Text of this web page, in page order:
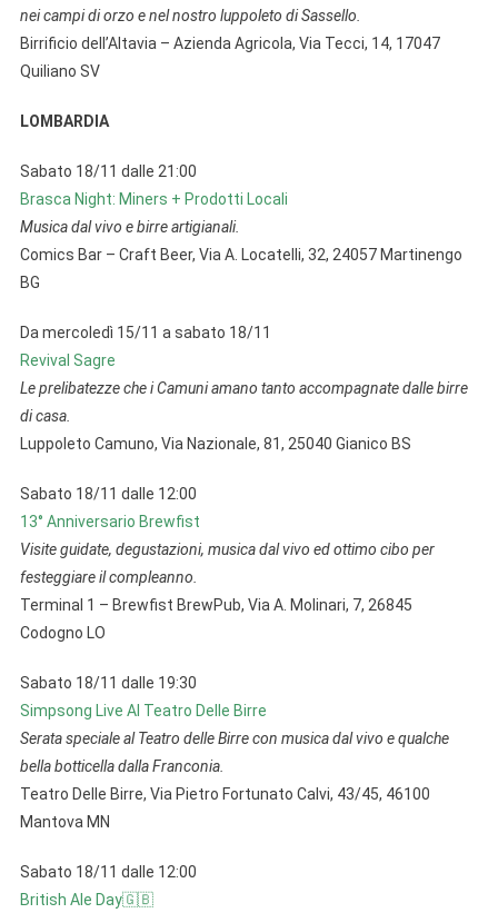
nei campi di orzo e nel nostro luppoleto di Sassello.
Birrificio dell’Altavia – Azienda Agricola, Via Tecci, 14, 17047
Quiliano SV
LOMBARDIA
Sabato 18/11 dalle 21:00
Brasca Night: Miners + Prodotti Locali
Musica dal vivo e birre artigianali.
Comics Bar – Craft Beer, Via A. Locatelli, 32, 24057 Martinengo
BG
Da mercoledì 15/11 a sabato 18/11
Revival Sagre
Le prelibatezze che i Camuni amano tanto accompagnate dalle birre
di casa.
Luppoleto Camuno, Via Nazionale, 81, 25040 Gianico BS
Sabato 18/11 dalle 12:00
13° Anniversario Brewfist
Visite guidate, degustazioni, musica dal vivo ed ottimo cibo per
festeggiare il compleanno.
Terminal 1 – Brewfist BrewPub, Via A. Molinari, 7, 26845
Codogno LO
Sabato 18/11 dalle 19:30
Simpsong Live Al Teatro Delle Birre
Serata speciale al Teatro delle Birre con musica dal vivo e qualche
bella botticella dalla Franconia.
Teatro Delle Birre, Via Pietro Fortunato Calvi, 43/45, 46100
Mantova MN
Sabato 18/11 dalle 12:00
British Ale Day🇬🇧